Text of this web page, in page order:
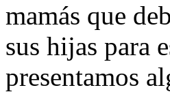
mamás que
sus hijas para
presentamos